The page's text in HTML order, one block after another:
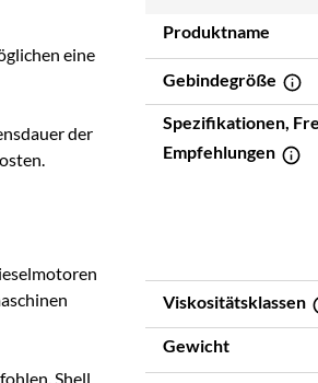
eine
der
Shell
Produktname
Gebindegröße
Spezifikationen,
Empfehlungen
Viskositätsklassen
Gewicht